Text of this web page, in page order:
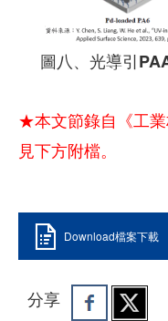
圖八、光導引
★本文節錄自《工
見下方附檔。
Download檔案下載
分享